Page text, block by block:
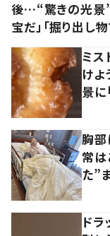
後…“驚きの光景”
宝だ」「掘り出し物
ミス
け
景に
胸部
常は
た”
ド